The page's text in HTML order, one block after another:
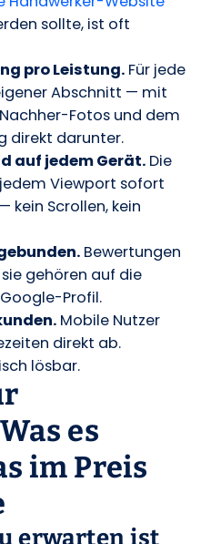
sollte, ist oft
pro Leistung.Für jede
Abschnitt — mit
Fotos und dem
direkt darunter.
auf jedem Gerät.Die
Viewport sofort
kein Scrollen, kein
Bewertungen
gehören auf die
Profil.
Mobile Nutzer
direkt ab.
lösbar.
es
im Preis
erwarten ist